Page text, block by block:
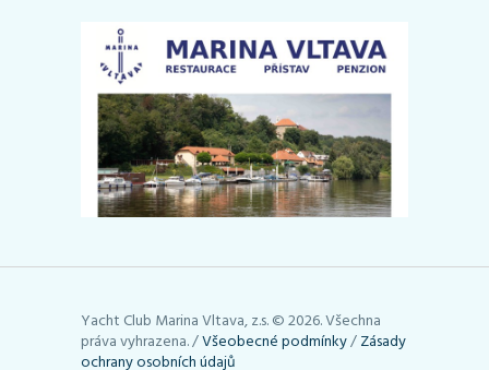
Yacht Club Marina Vltava, z.s. © 2026. Všechna
práva vyhrazena. /Všeobecné podmínky/Zásady
ochrany osobních údajů